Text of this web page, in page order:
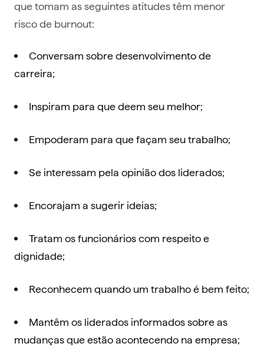
que tomam as seguintes atitudes têm menor
risco de burnout:
Conversam sobre desenvolvimento de
carreira;
Inspiram para que deem seu melhor;
Empoderam para que façam seu trabalho;
Se interessam pela opinião dos liderados;
Encorajam a sugerir ideias;
Tratam os funcionários com respeito e
dignidade;
Reconhecem quando um trabalho é bem feito;
Mantêm os liderados informados sobre as
mudanças que estão acontecendo na empresa;